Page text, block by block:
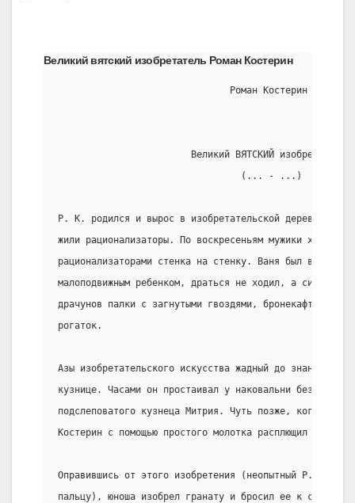
Великий вятский изобретатель Роман Костерин
                               Роман Костерин
                        Великий ВЯТСКИЙ изобретатель
                                 (... - ...)
Р. К. родился и вырос в изобретательской деревне
жили рационализаторы. По воскресеньям мужики ходили
рационализаторами стенка на стенку. Ваня был в
малоподвижным ребенком, драться не ходил, а сидел
драчунов палки с загнутыми гвоздями, бронекафтаны и
рогаток.
Азы изобретательского искусства жадный до знаний Р.
кузнице. Часами он простаивал у наковальни без дела,
подслеповатого кузнеца Митрия. Чуть позже, когда
Костерин с помощью простого молотка расплющил ядро
Оправившись от этого изобретения (неопытный Р. К.
пальцу), юноша изобрел гранату и бросил ее к соседу